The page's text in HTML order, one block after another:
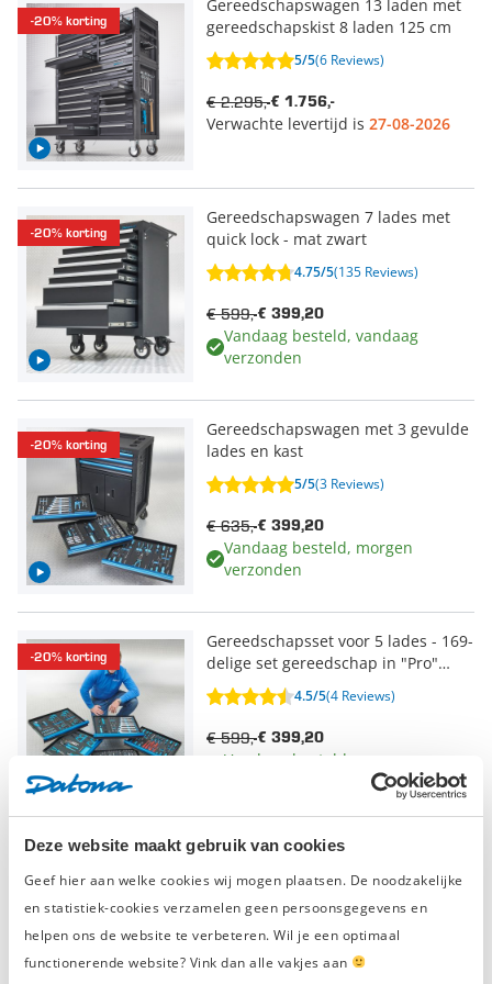
Deze website maakt gebruik van cookies
Geef hier aan welke cookies wij mogen plaatsen. De noodzakelijke
en statistiek-cookies verzamelen geen persoonsgegevens en
helpen ons de website te verbeteren. Wil je een optimaal
functionerende website? Vink dan alle vakjes aan
-20% korting
Gereedschapswagen 13 laden met
gereedschapskist 8 laden 125 cm
5/5(6 Reviews)
€ 1.756,-
€ 2.295,-
Verwachte levertijd is 27-08-2026
-20% korting
Gereedschapswagen 7 lades met
quick lock - mat zwart
4.75/5(135 Reviews)
€ 399,20
€ 599,-
Vandaag besteld, vandaag
verzonden
-20% korting
Gereedschapswagen met 3 gevulde
lades en kast
5/5(3 Reviews)
€ 399,20
€ 635,-
Vandaag besteld, morgen
verzonden
-20% korting
Gereedschapsset voor 5 lades - 169-
delige set gereedschap in "Pro"
softmodules
4.5/5(4 Reviews)
€ 399,20
€ 599,-
Vandaag besteld, morgen
Wat zeggen onze klanten? Meer
4/5
Peter Leuwerink
5/5